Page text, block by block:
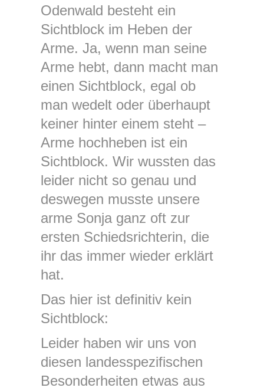
Odenwald besteht ein
Sichtblock im Heben der
Arme. Ja, wenn man seine
Arme hebt, dann macht man
einen Sichtblock, egal ob
man wedelt oder überhaupt
keiner hinter einem steht –
Arme hochheben ist ein
Sichtblock. Wir wussten das
leider nicht so genau und
deswegen musste unsere
arme Sonja ganz oft zur
ersten Schiedsrichterin, die
ihr das immer wieder erklärt
hat.
Das hier ist definitiv kein
Sichtblock:
Leider haben wir uns von
diesen landesspezifischen
Besonderheiten etwas aus